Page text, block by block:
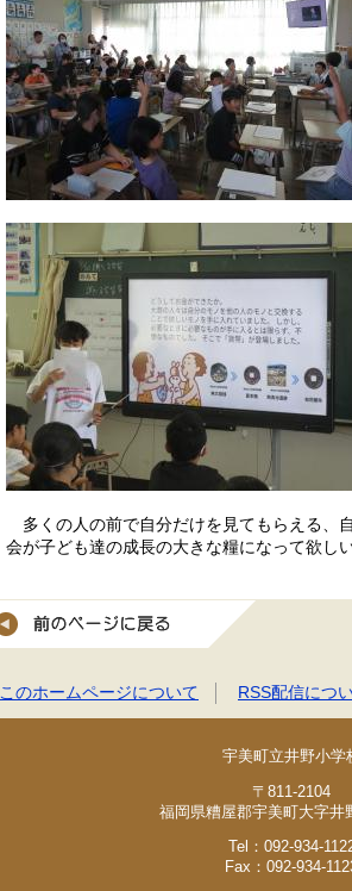
多くの人の前で自分だけを見てもらえる、
会が子ども達の成長の大きな糧になって欲し
このホームページについて RSS配信につ
宇美町立井野小学
〒811-2104
福岡県糟屋郡宇美町大字井
Tel：092-934-
Fax：092-934-